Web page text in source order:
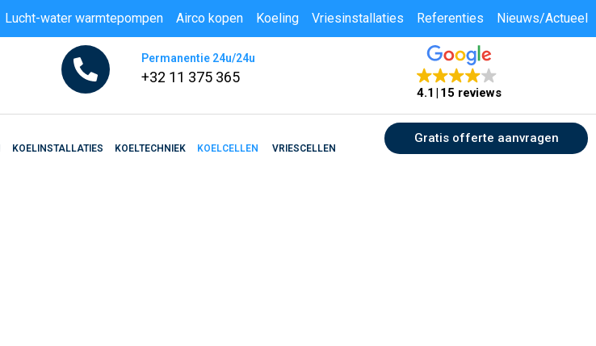
Lucht-water warmtepompen Airco kopen Koeling Vriesinstallaties Referenties Nieuws/Actueel
Permanentie 24u/24u
+32 11 375 365
4.1 15 reviews
KOELINSTALLATIES KOELTECHNIEK KOELCELLEN VRIESCELLEN
Gratis offerte aanvragen